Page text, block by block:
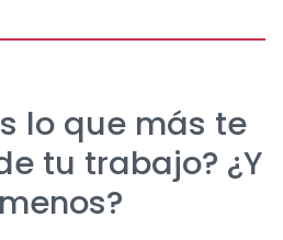
lo que más te
tu trabajo? ¿Y